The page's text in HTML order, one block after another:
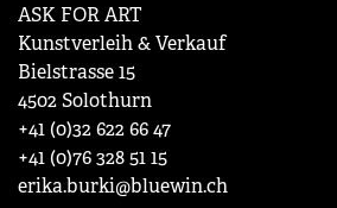
ASK FOR ART
Kunstverleih & Verkauf
Bielstrasse 15
4502 Solothurn
+41 (0)32 622 66 47
+41 (0)76 328 51 15
erika.burki@bluewin.ch